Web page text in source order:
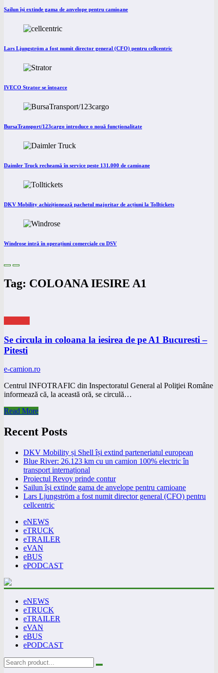
Sailun își extinde gama de anvelope pentru camioane
Lars Ljungström a fost numit director general (CFO) pentru cellcentric
IVECO Strator se întoarce
BursaTransport/123cargo introduce o nouă funcționalitate
Daimler Truck recheamă în service peste 131.000 de camioane
DKV Mobility achiziționează pachetul majoritar de acțiuni la Tolltickets
Windrose intră în operațiuni comerciale cu DSV
Tag: COLOANA IESIRE A1
Se circula in coloana la iesirea de pe A1 Bucuresti –
Pitesti
e-camion.ro
Centrul INFOTRAFIC din Inspectoratul General al Poliţiei Române
informează că, la această oră, se circulă…
Read More
Recent Posts
DKV Mobility și Shell își extind parteneriatul european
Blue River: 26.123 km cu un camion 100% electric în
transport internațional
Proiectul Revoy prinde contur
Sailun își extinde gama de anvelope pentru camioane
Lars Ljungström a fost numit director general (CFO) pentru
cellcentric
eNEWS
eTRUCK
eTRAILER
eVAN
eBUS
ePODCAST
eNEWS
eTRUCK
eTRAILER
eVAN
eBUS
ePODCAST